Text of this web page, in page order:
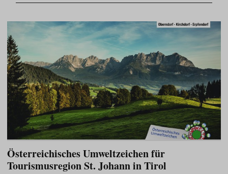
Österreichisches Umweltzeichen für
Tourismusregion St. Johann in Tirol